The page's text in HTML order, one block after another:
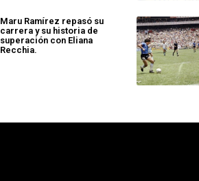
Maru Ramírez repasó su
carrera y su historia de
superación con Eliana
Recchia.